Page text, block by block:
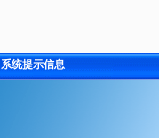
系统提示信息